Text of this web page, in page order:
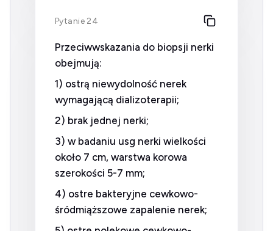
Pytanie 24
Przeciwwskazania do biopsji nerki
obejmują:
1) ostrą niewydolność nerek
wymagającą dializoterapii;
2) brak jednej nerki;
3) w badaniu usg nerki wielkości
około 7 cm, warstwa korowa
szerokości 5-7 mm;
4) ostre bakteryjne cewkowo-
śródmiąższowe zapalenie nerek;